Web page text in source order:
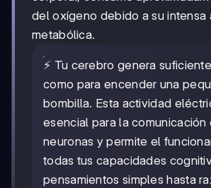
del oxígeno debido a su intensa
metabólica.
⚡ Tu cerebro genera
como para encender una
bombilla. Esta actividad
esencial para la comunicación
neuronas y permite el
todas tus capacidades
pensamientos simples hasta